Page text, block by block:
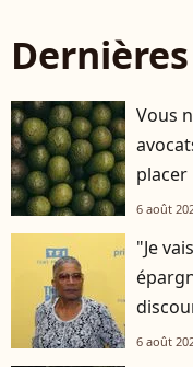
Vous
6 août
"Je
6 août